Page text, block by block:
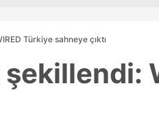
Türkiye sahneye çıktı